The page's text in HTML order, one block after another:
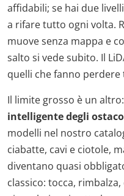
affidabili; se hai due
a rifare tutto ogni volta.
muove senza mappa e
salto si vede subito. Il
quelli che fanno perdere
Il limite grosso è un altro:
intelligente degli
modelli nel nostro
ciabatte, cavi e ciotole,
diventano quasi
classico: tocca,